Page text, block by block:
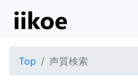
Top 声質検索